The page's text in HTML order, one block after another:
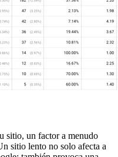
sitio, un factor a menudo
sitio lento no solo afecta a